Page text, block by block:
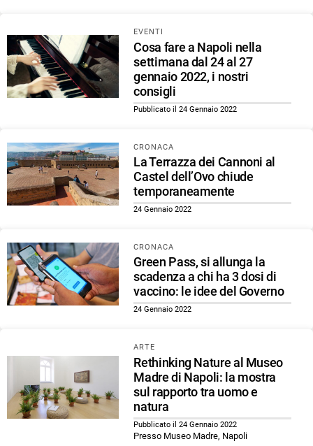
EVENTI
Cosa fare a Napoli nella
settimana dal 24 al 27
gennaio 2022, i nostri
consigli
Pubblicato il 24 Gennaio 2022
CRONACA
La Terrazza dei Cannoni al
Castel dell’Ovo chiude
temporaneamente
24 Gennaio 2022
CRONACA
Green Pass, si allunga la
scadenza a chi ha 3 dosi di
vaccino: le idee del Governo
24 Gennaio 2022
ARTE
Rethinking Nature al Museo
Madre di Napoli: la mostra
sul rapporto tra uomo e
natura
Pubblicato il 24 Gennaio 2022
Presso Museo Madre, Napoli